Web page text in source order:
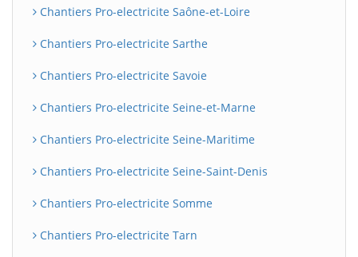
Chantiers Pro-electricite Saône-et-Loire
Chantiers Pro-electricite Sarthe
Chantiers Pro-electricite Savoie
Chantiers Pro-electricite Seine-et-Marne
Chantiers Pro-electricite Seine-Maritime
Chantiers Pro-electricite Seine-Saint-Denis
Chantiers Pro-electricite Somme
Chantiers Pro-electricite Tarn